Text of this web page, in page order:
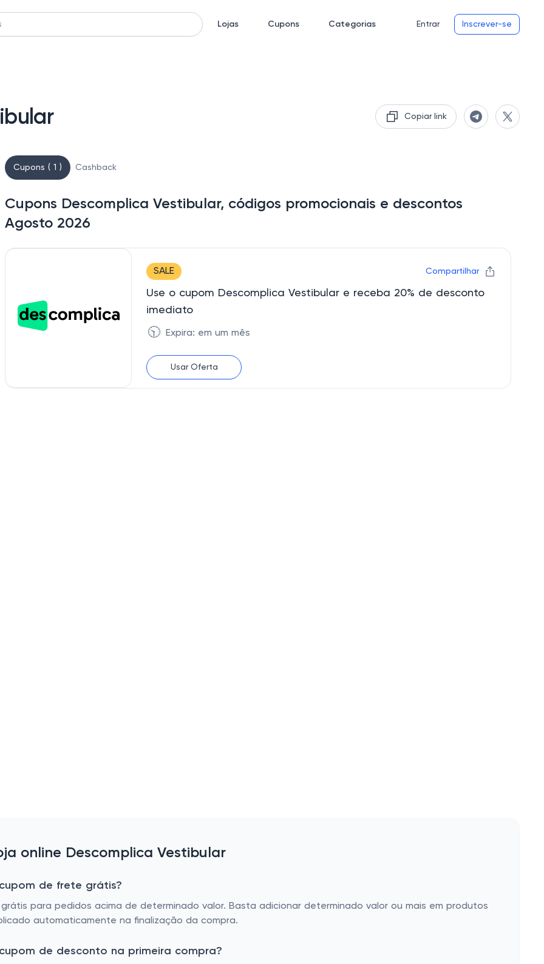
Lojas Cupons Categorias Entrar Inscrever-se
Copiar link
Cupons ( 1 ) Cashback
Cupons Descomplica Vestibular, códigos promocionais e descontos
Agosto 2026
SALE Compartilhar
Use o cupom Descomplica Vestibular e receba 20% de desconto
imediato
🕥 Expira: em um mês
Usar Oferta
online Descomplica Vestibular
de frete grátis?
para pedidos acima de determinado valor. Basta adicionar determinado valor ou mais em produtos
automaticamente na finalização da compra.
de desconto na primeira compra?